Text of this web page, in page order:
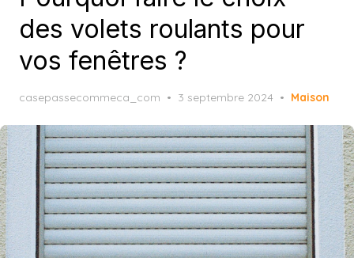
des volets roulants pour
vos fenêtres ?
casepassecommeca_com
Posted
3 septembre 2024 Maison